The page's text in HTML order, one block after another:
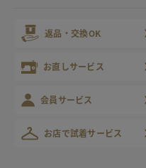
返品・交換OK
お直しサービス
会員サービス
お店で試着サービス